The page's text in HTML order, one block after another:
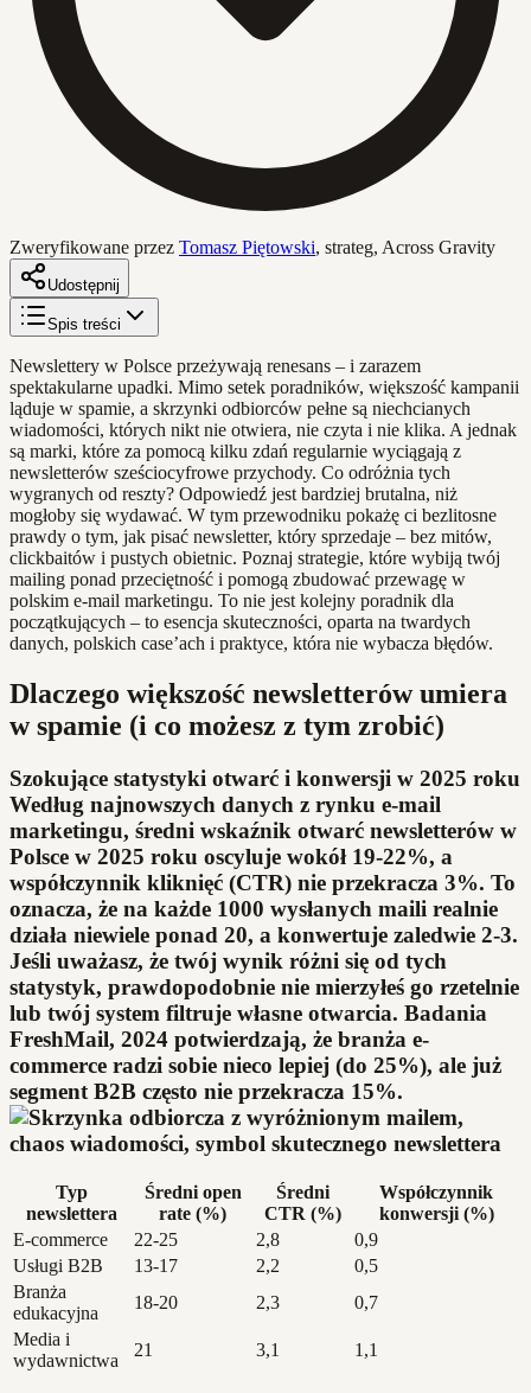
Zweryfikowane przez Tomasz Piętowski, strateg, Across Gravity
Udostępnij
Spis treści
Newslettery w Polsce przeżywają renesans – i zarazem
spektakularne upadki. Mimo setek poradników, większość kampanii
ląduje w spamie, a skrzynki odbiorców pełne są niechcianych
wiadomości, których nikt nie otwiera, nie czyta i nie klika. A jednak
są marki, które za pomocą kilku zdań regularnie wyciągają z
newsletterów sześciocyfrowe przychody. Co odróżnia tych
wygranych od reszty? Odpowiedź jest bardziej brutalna, niż
mogłoby się wydawać. W tym przewodniku pokażę ci bezlitosne
prawdy o tym, jak pisać newsletter, który sprzedaje – bez mitów,
clickbaitów i pustych obietnic. Poznaj strategie, które wybiją twój
mailing ponad przeciętność i pomogą zbudować przewagę w
polskim e-mail marketingu. To nie jest kolejny poradnik dla
początkujących – to esencja skuteczności, oparta na twardych
danych, polskich case’ach i praktyce, która nie wybacza błędów.
Dlaczego większość newsletterów umiera
w spamie (i co możesz z tym zrobić)
Szokujące statystyki otwarć i konwersji w 2025 roku
Według najnowszych danych z rynku e-mail
marketingu, średni wskaźnik otwarć newsletterów w
Polsce w 2025 roku oscyluje wokół 19-22%, a
współczynnik kliknięć (CTR) nie przekracza 3%. To
oznacza, że na każde 1000 wysłanych maili realnie
działa niewiele ponad 20, a konwertuje zaledwie 2-3.
Jeśli uważasz, że twój wynik różni się od tych
statystyk, prawdopodobnie nie mierzyłeś go rzetelnie
lub twój system filtruje własne otwarcia. Badania
FreshMail, 2024 potwierdzają, że branża e-
commerce radzi sobie nieco lepiej (do 25%), ale już
segment B2B często nie przekracza 15%.
Typ
newslettera
Średni open
rate (%)
Średni
CTR (%)
Współczynnik
konwersji (%)
E-commerce
22-25 2,8
0,9
Usługi B2B
13-17 2,2
0,5
Branża
edukacyjna
18-20 2,3
0,7
Media i
wydawnictwa
21 3,1 1,1